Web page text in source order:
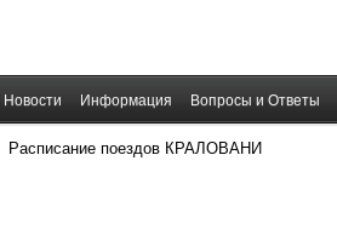
Новости Информация Вопросы и Ответы
Расписание поездов КРАЛОВАНИ